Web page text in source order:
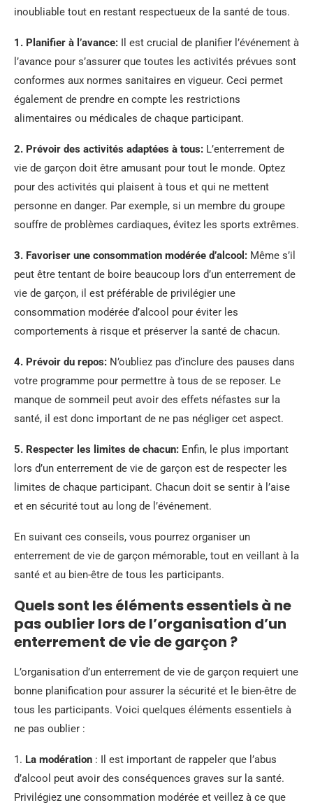
inoubliable tout en restant respectueux de la santé de tous.
1. Planifier à l’avance: Il est crucial de planifier l’événement à
l’avance pour s’assurer que toutes les activités prévues sont
conformes aux normes sanitaires en vigueur. Ceci permet
également de prendre en compte les restrictions
alimentaires ou médicales de chaque participant.
2. Prévoir des activités adaptées à tous: L’enterrement de
vie de garçon doit être amusant pour tout le monde. Optez
pour des activités qui plaisent à tous et qui ne mettent
personne en danger. Par exemple, si un membre du groupe
souffre de problèmes cardiaques, évitez les sports extrêmes.
3. Favoriser une consommation modérée d’alcool: Même s’il
peut être tentant de boire beaucoup lors d’un enterrement de
vie de garçon, il est préférable de privilégier une
consommation modérée d’alcool pour éviter les
comportements à risque et préserver la santé de chacun.
4. Prévoir du repos: N’oubliez pas d’inclure des pauses dans
votre programme pour permettre à tous de se reposer. Le
manque de sommeil peut avoir des effets néfastes sur la
santé, il est donc important de ne pas négliger cet aspect.
5. Respecter les limites de chacun: Enfin, le plus important
lors d’un enterrement de vie de garçon est de respecter les
limites de chaque participant. Chacun doit se sentir à l’aise
et en sécurité tout au long de l’événement.
En suivant ces conseils, vous pourrez organiser un
enterrement de vie de garçon mémorable, tout en veillant à la
santé et au bien-être de tous les participants.
Quels sont les éléments essentiels à ne
pas oublier lors de l’organisation d’un
enterrement de vie de garçon ?
L’organisation d’un enterrement de vie de garçon requiert une
bonne planification pour assurer la sécurité et le bien-être de
tous les participants. Voici quelques éléments essentiels à
ne pas oublier :
1. La modération : Il est important de rappeler que l’abus
d’alcool peut avoir des conséquences graves sur la santé.
Privilégiez une consommation modérée et veillez à ce que